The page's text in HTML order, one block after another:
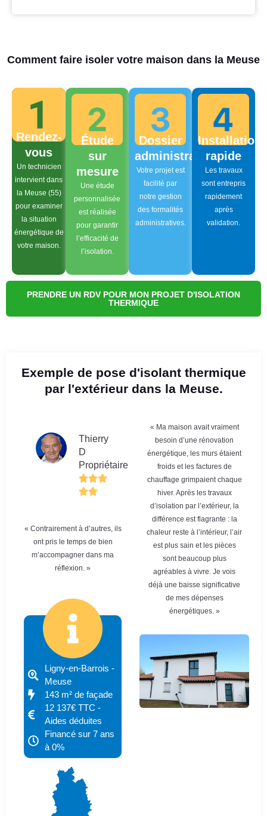
Comment faire isoler votre maison dans la Meuse
Rendez-
vous
Un technicien
intervient dans
la Meuse (55)
pour examiner
la situation
énergétique de
votre maison.
Étude
sur
mesure
Une étude
personnalisée
est réalisée
pour garantir
l’efficacité de
l’isolation.
Dossier
administratif
Votre projet est
facilité par
notre gestion
des formalités
administratives.
Installation
rapide
Les travaux
sont entrepris
rapidement
après
validation.
PRENDRE UN RDV POUR MON PROJET D'ISOLATION
THERMIQUE
Exemple de pose d'isolant thermique
par l'extérieur dans la Meuse.
Thierry
D
Propriétaire
« Contrairement à d’autres, ils
ont pris le temps de bien
m’accompagner dans ma
réflexion. »
Ligny-en-Barrois -
Meuse
143 m² de façade
12 137€ TTC -
Aides déduites
Financé sur 7 ans
à 0%
« Ma maison avait vraiment
besoin d’une rénovation
énergétique, les murs étaient
froids et les factures de
chauffage grimpaient chaque
hiver. Après les travaux
d’isolation par l’extérieur, la
différence est flagrante : la
chaleur reste à l’intérieur, l’air
est plus sain et les pièces
sont beaucoup plus
agréables à vivre. Je vois
déjà une baisse significative
de mes dépenses
énergétiques. »